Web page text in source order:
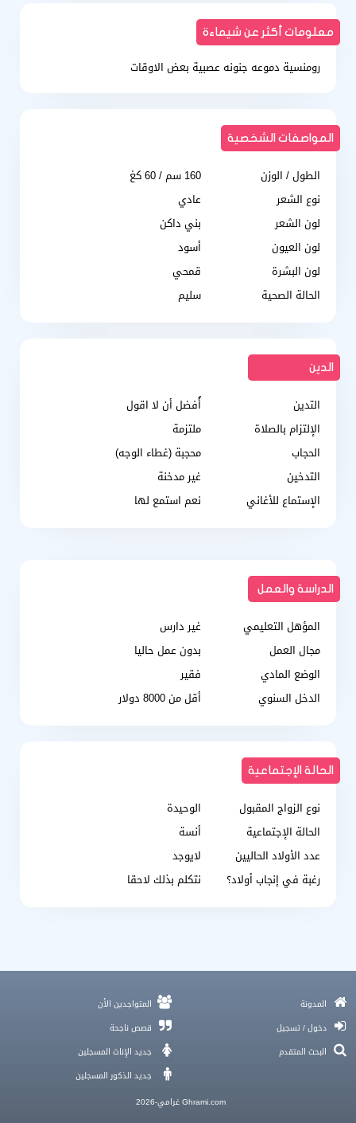
معلومات أكثر عن شيماءة
رومنسية دموعه جنونه عصبية بعض الاوقات
المواصفات الشخصية
الطول / الوزن
160 سم / 60 كغ
نوع الشعر
عادي
لون الشعر
بني داكن
لون العيون
أسود
لون البشرة
قمحي
الحالة الصحية
سليم
الدين
التدين
أُفضل أن لا اقول
الإلتزام بالصلاة
ملتزمة
الحجاب
محجبة (غطاء الوجه)
التدخين
غير مدخنة
الإستماع للأغاني
نعم استمع لها
الدراسة والعمل
المؤهل التعليمي
غير دارس
مجال العمل
بدون عمل حاليا
الوضع المادي
فقير
الدخل السنوي
أقل من 8000 دولار
الحالة الإجتماعية
نوع الزواج المقبول
الوحيدة
الحالة الإجتماعية
أنسة
عدد الأولاد الحاليين
لايوجد
رغبة في إنجاب أولاد؟
نتكلم بذلك لاحقا
صدمة البحث عن شريك و أين أجد الحب الحقيقي؟
دليل متقدم لمخاطر الزواج الذكي عبر الإنترنت
أفضل موقع عربي للزواج
المدونة
دخول / تسجيل
البحث المتقدم
المتواجدين الأن
قصص ناجحة
جديد الإناث المسجلين
جديد الذكور المسجلين
Ghrami.com غرامي-2026